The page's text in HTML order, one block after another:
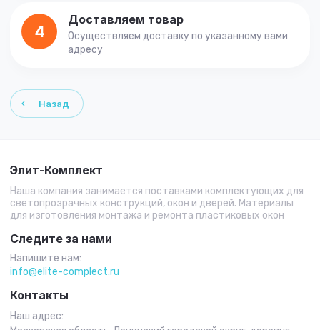
4
Доставляем товар
Осуществляем доставку по указанному вами
адресу
Назад
Элит-Комплект
Наша компания занимается поставками комплектующих для
светопрозрачных конструкций, окон и дверей. Материалы
для изготовления монтажа и ремонта пластиковых окон
Следите за нами
Напишите нам:
info@elite-complect.ru
Контакты
Наш адрес: